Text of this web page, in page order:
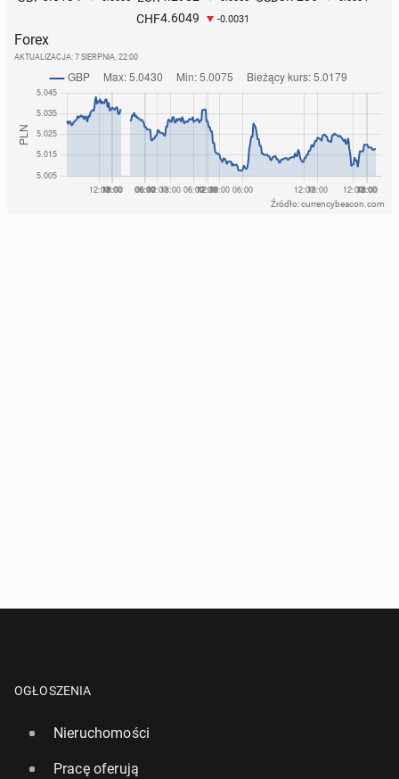
CHF4.6049 -0.0031
Forex
AKTUALIZACJA: 7 SIERPNIA, 22:00
Źródło: currencybeacon.com
OGŁOSZENIA
Nieruchomości
Pracę oferują